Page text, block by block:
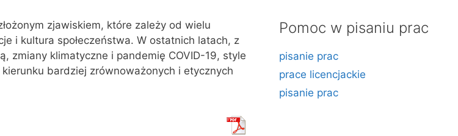
zjawiskiem, które zależy od wielu
i kultura społeczeństwa. W ostatnich latach, z
zmiany klimatyczne i pandemię COVID-19, style
bardziej zrównoważonych i etycznych
Pomoc w pisaniu prac
pisanie prac
prace licencjackie
pisanie prac